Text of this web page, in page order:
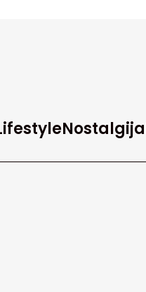
Nostalgija